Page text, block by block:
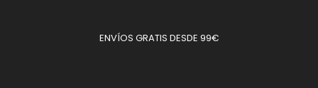
ENVÍOS GRATIS DESDE 99€